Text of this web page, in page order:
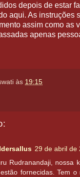
depois de estar
aqui. As instruções
assim como as
apenas
às 19:15
29 de abril de
Rudranandaji, nossa
fornecidas. Tem o